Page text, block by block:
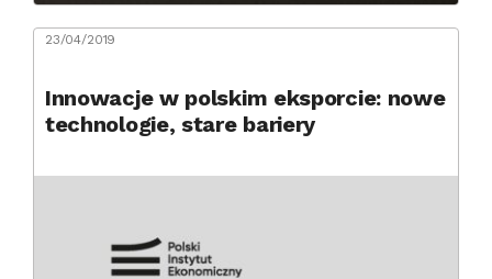
23/04/2019
Innowacje w polskim eksporcie: nowe
technologie, stare bariery